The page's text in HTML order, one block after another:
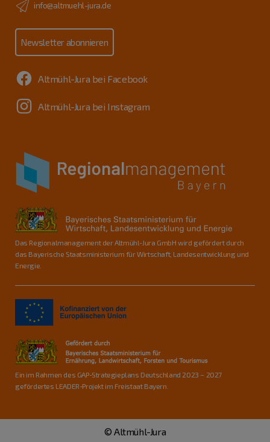
info@altmuehl-jura.de
Newsletter abonnieren
Altmühl-Jura bei Facebook
Altmühl-Jura bei Instagram
Das Regionalmanagement der Altmühl-Jura GmbH wird gefördert durch
das Bayerische Staatsministerium für Wirtschaft, Landesentwicklung und
Energie.
Ein im Rahmen des GAP-Strategieplans Deutschland 2023 – 2027
gefördertes LEADER-Projekt im Freistaat Bayern.
© Altmühl-Jura